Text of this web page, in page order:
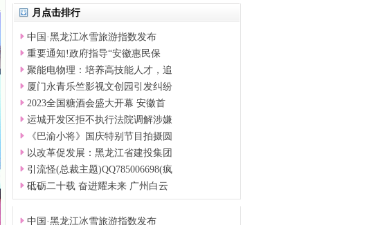
月点击排行
中国·黑龙江冰雪旅游指数发布
重要通知!政府指导“安徽惠民保
聚能电物理：培养高技能人才，追
厦门永青乐竺影视文创园引发纠纷
2023全国糖酒会盛大开幕 安徽首
运城开发区拒不执行法院调解涉嫌
《巴渝小将》国庆特别节目拍摄圆
以改革促发展：黑龙江省建投集团
引流怪(总裁主题)QQ785006698(疯
砥砺二十载 奋进耀未来 广州白云
中国·黑龙江冰雪旅游指数发布